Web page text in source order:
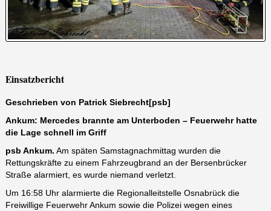
Einsatzbericht
Geschrieben von Patrick Siebrecht[psb]
Ankum: Mercedes brannte am Unterboden – Feuerwehr hatte
die Lage schnell im Griff
psb Ankum. Am späten Samstagnachmittag wurden die
Rettungskräfte zu einem Fahrzeugbrand an der Bersenbrücker
Straße alarmiert, es wurde niemand verletzt.
Um 16:58 Uhr alarmierte die Regionalleitstelle Osnabrück die
Freiwillige Feuerwehr Ankum sowie die Polizei wegen eines